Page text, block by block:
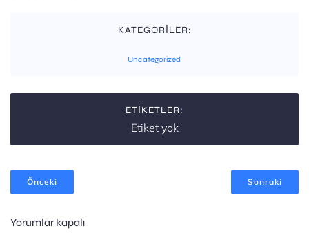
KATEGORİLER:
Uncategorized
ETIKETLER:
Etiket yok
Önceki Sonraki
Yorumlar kapalı